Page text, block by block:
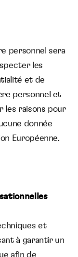
personnel sera
les
et de
personnel et
les raisons pour
donnée
Européenne.
et
à garantir un
afin de